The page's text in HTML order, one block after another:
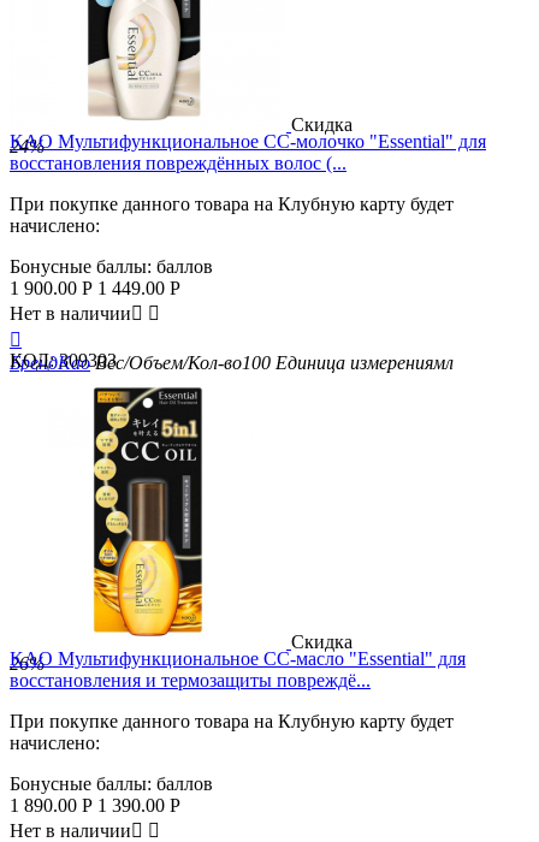
Скидка
24%
KAO Мультифункциональное СС-молочко "Essential" для
восстановления повреждённых волос (...
При покупке данного товара на Клубную карту будет
начислено:
Бонусные баллы: баллов
1 900.00 Р 1 449.00 Р
Нет в наличии 

БрендKao Вес/Объем/Кол-во100 Единица измерениямл
КОД: 309303
Скидка
26%
KAO Мультифункциональное СС-масло "Essential" для
восстановления и термозащиты повреждё...
При покупке данного товара на Клубную карту будет
начислено:
Бонусные баллы: баллов
1 890.00 Р 1 390.00 Р
Нет в наличии 